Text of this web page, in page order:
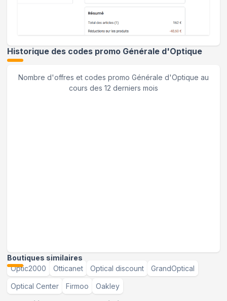
Historique des codes promo Générale d'Optique
Nombre d'offres et codes promo Générale d'Optique au
cours des 12 derniers mois
Boutiques similaires
Optic2000
Otticanet Optical discount GrandOptical
Optical Center Firmoo Oakley